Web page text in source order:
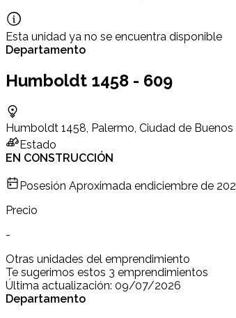
Esta unidad ya no se encuentra disponible
Departamento
Humboldt 1458 - 609
Humboldt 1458, Palermo, Ciudad de Buenos
Estado
EN CONSTRUCCIÓN
Posesión Aproximada endiciembre de
Precio
-
Otras unidades del emprendimiento
Te sugerimos estos 3 emprendimientos
Última actualización: 09/07/2026
Departamento